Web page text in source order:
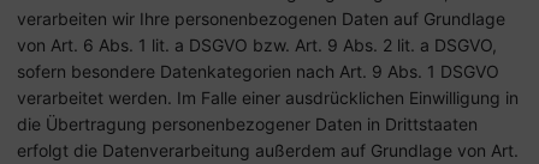
verarbeiten wir Ihre personenbezogenen Daten auf Grundlage
von Art. 6 Abs. 1 lit. a DSGVO bzw. Art. 9 Abs. 2 lit. a DSGVO,
sofern besondere Datenkategorien nach Art. 9 Abs. 1 DSGVO
verarbeitet werden. Im Falle einer ausdrücklichen Einwilligung in
die Übertragung personenbezogener Daten in Drittstaaten
erfolgt die Datenverarbeitung außerdem auf Grundlage von Art.